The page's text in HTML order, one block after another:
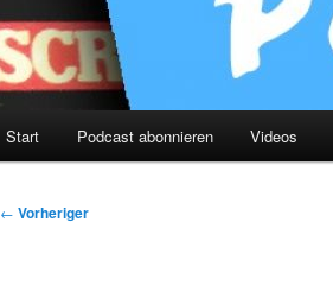
Start Podcast abonnieren Videos
Beitragsnavigation
← Vorheriger